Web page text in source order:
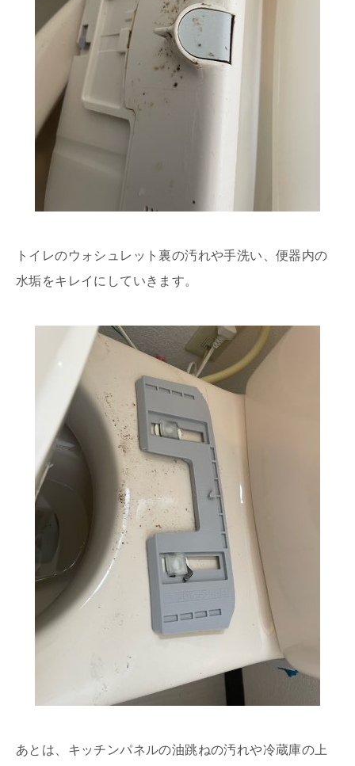
トイレのウォシュレット裏の汚れや手洗い、便器内の
水垢をキレイにしていきます。
あとは、キッチンパネルの油跳ねの汚れや冷蔵庫の上